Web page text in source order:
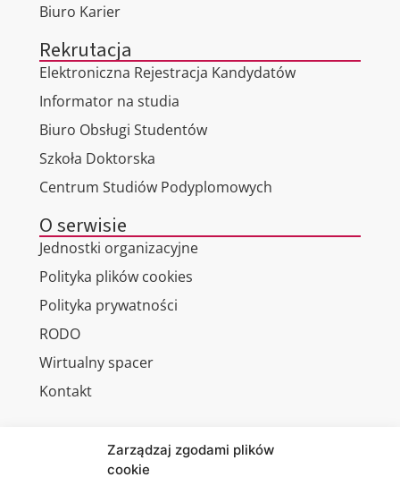
Zarządzaj zgodami plików
cookie
Biuro Karier
Rekrutacja
Elektroniczna Rejestracja Kandydatów
Informator na studia
Biuro Obsługi Studentów
Szkoła Doktorska
Centrum Studiów Podyplomowych
O serwisie
Jednostki organizacyjne
Polityka plików cookies
Polityka prywatności
RODO
Wirtualny spacer
Kontakt